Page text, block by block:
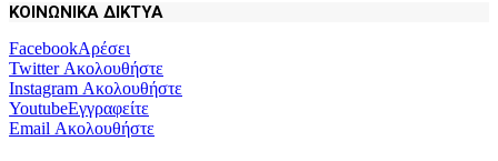
ΚΟΙΝΩΝΙΚΑ ΔΙΚΤΥΑ
FacebookΑρέσει
TwitterΑκολουθήστε
Instagram Ακολουθήστε
YoutubeΕγγραφείτε
Email Ακολουθήστε